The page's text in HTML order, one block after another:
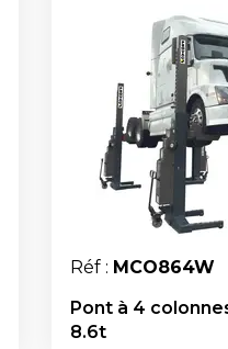
Réf : MCO864W
Pont à 4
8.6t